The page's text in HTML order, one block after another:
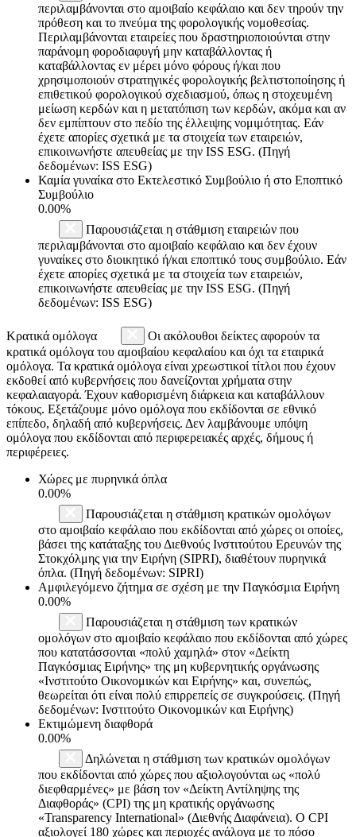
περιλαμβάνονται στο αμοιβαίο κεφάλαιο και δεν τηρούν την
πρόθεση και το πνεύμα της φορολογικής νομοθεσίας.
Περιλαμβάνονται εταιρείες που δραστηριοποιούνται στην
παράνομη φοροδιαφυγή μην καταβάλλοντας ή
καταβάλλοντας εν μέρει μόνο φόρους ή/και που
χρησιμοποιούν στρατηγικές φορολογικής βελτιστοποίησης ή
επιθετικού φορολογικού σχεδιασμού, όπως η στοχευμένη
μείωση κερδών και η μετατόπιση των κερδών, ακόμα και αν
δεν εμπίπτουν στο πεδίο της έλλειψης νομιμότητας. Εάν
έχετε απορίες σχετικά με τα στοιχεία των εταιρειών,
επικοινωνήστε απευθείας με την ISS ESG. (Πηγή
δεδομένων: ISS ESG)
Καμία γυναίκα στο Εκτελεστικό Συμβούλιο ή στο Εποπτικό
Συμβούλιο
0.00%
Παρουσιάζεται η στάθμιση εταιρειών που
περιλαμβάνονται στο αμοιβαίο κεφάλαιο και δεν έχουν
γυναίκες στο διοικητικό ή/και εποπτικό τους συμβούλιο. Εάν
έχετε απορίες σχετικά με τα στοιχεία των εταιρειών,
επικοινωνήστε απευθείας με την ISS ESG. (Πηγή
δεδομένων: ISS ESG)
Κρατικά ομόλογα
Οι ακόλουθοι δείκτες αφορούν τα
κρατικά ομόλογα του αμοιβαίου κεφαλαίου και όχι τα εταιρικά
ομόλογα. Τα κρατικά ομόλογα είναι χρεωστικοί τίτλοι που έχουν
εκδοθεί από κυβερνήσεις που δανείζονται χρήματα στην
κεφαλαιαγορά. Έχουν καθορισμένη διάρκεια και καταβάλλουν
τόκους. Εξετάζουμε μόνο ομόλογα που εκδίδονται σε εθνικό
επίπεδο, δηλαδή από κυβερνήσεις. Δεν λαμβάνουμε υπόψη
ομόλογα που εκδίδονται από περιφερειακές αρχές, δήμους ή
περιφέρειες.
Χώρες με πυρηνικά όπλα
0.00%
Παρουσιάζεται η στάθμιση κρατικών ομολόγων
στο αμοιβαίο κεφάλαιο που εκδίδονται από χώρες οι οποίες,
βάσει της κατάταξης του Διεθνούς Ινστιτούτου Ερευνών της
Στοκχόλμης για την Ειρήνη (SIPRI), διαθέτουν πυρηνικά
όπλα. (Πηγή δεδομένων: SIPRI)
Αμφιλεγόμενο ζήτημα σε σχέση με την Παγκόσμια Ειρήνη
0.00%
Παρουσιάζεται η στάθμιση των κρατικών
ομολόγων στο αμοιβαίο κεφάλαιο που εκδίδονται από χώρες
που κατατάσσονται «πολύ χαμηλά» στον «Δείκτη
Παγκόσμιας Ειρήνης» της μη κυβερνητικής οργάνωσης
«Ινστιτούτο Οικονομικών και Ειρήνης» και, συνεπώς,
θεωρείται ότι είναι πολύ επιρρεπείς σε συγκρούσεις. (Πηγή
δεδομένων: Ινστιτούτο Οικονομικών και Ειρήνης)
Εκτιμώμενη διαφθορά
0.00%
Δηλώνεται η στάθμιση των κρατικών ομολόγων
που εκδίδονται από χώρες που αξιολογούνται ως «πολύ
διεφθαρμένες» με βάση τον «Δείκτη Αντίληψης της
Διαφθοράς» (CPI) της μη κρατικής οργάνωσης
«Transparency International» (Διεθνής Διαφάνεια). Ο CPI
αξιολογεί 180 χώρες και περιοχές ανάλογα με το πόσο